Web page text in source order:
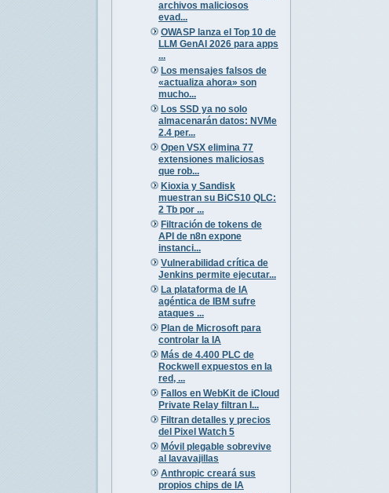
archivos maliciosos
evad...
OWASP lanza el Top 10 de
LLM GenAI 2026 para apps
...
Los mensajes falsos de
«actualiza ahora» son
mucho...
Los SSD ya no solo
almacenarán datos: NVMe
2.4 per...
Open VSX elimina 77
extensiones maliciosas
que rob...
Kioxia y Sandisk
muestran su BiCS10 QLC:
2 Tb por ...
Filtración de tokens de
API de n8n expone
instanci...
Vulnerabilidad crítica de
Jenkins permite ejecutar...
La plataforma de IA
agéntica de IBM sufre
ataques ...
Plan de Microsoft para
controlar la IA
Más de 4.400 PLC de
Rockwell expuestos en la
red, ...
Fallos en WebKit de iCloud
Private Relay filtran I...
Filtran detalles y precios
del Pixel Watch 5
Móvil plegable sobrevive
al lavavajillas
Anthropic creará sus
propios chips de IA